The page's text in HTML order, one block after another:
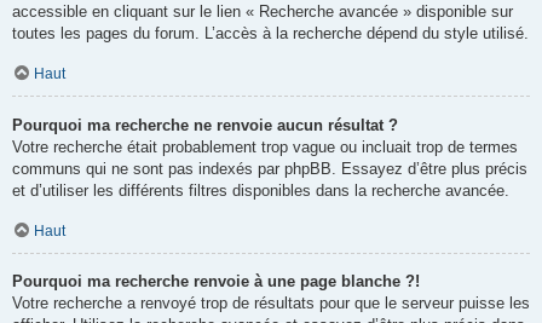
accessible en cliquant sur le lien « Recherche avancée » disponible sur
toutes les pages du forum. L’accès à la recherche dépend du style utilisé.
Haut
Pourquoi ma recherche ne renvoie aucun résultat ?
Votre recherche était probablement trop vague ou incluait trop de termes
communs qui ne sont pas indexés par phpBB. Essayez d’être plus précis
et d’utiliser les différents filtres disponibles dans la recherche avancée.
Haut
Pourquoi ma recherche renvoie à une page blanche ?!
Votre recherche a renvoyé trop de résultats pour que le serveur puisse les